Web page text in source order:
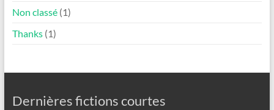
Non classé(1)
Thanks(1)
Dernières fictions courtes